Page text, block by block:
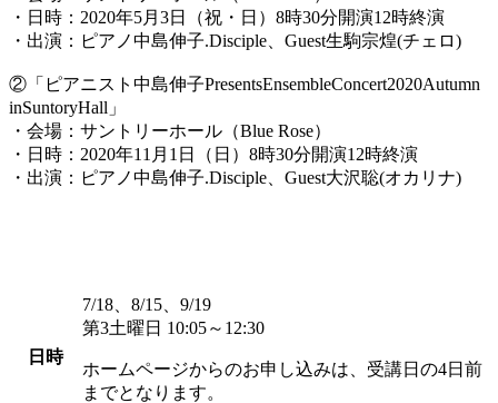
・日時：2020年5月3日（祝・日）8時30分開演12時終演
・出演：ピアノ中島伸子.Disciple、Guest生駒宗煌(チェロ)
②「ピアニスト中島伸子PresentsEnsembleConcert2020Autumn
inSuntoryHall」
・会場：サントリーホール（Blue Rose）
・日時：2020年11月1日（日）8時30分開演12時終演
・出演：ピアノ中島伸子.Disciple、Guest大沢聡(オカリナ)
日時
7/18、8/15、9/19
第3土曜日 10:05～12:30
ホームページからのお申し込みは、受講日の4日前
までとなります。